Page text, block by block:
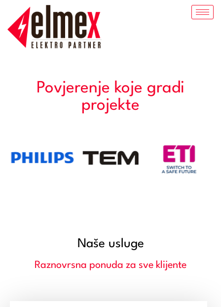
Povjerenje koje gradi
projekte
Naše usluge
Raznovrsna ponuda za sve klijente